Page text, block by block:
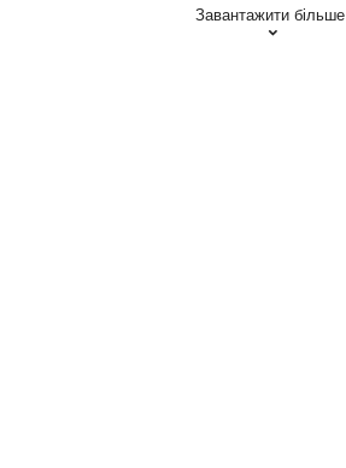
Завантажити більше